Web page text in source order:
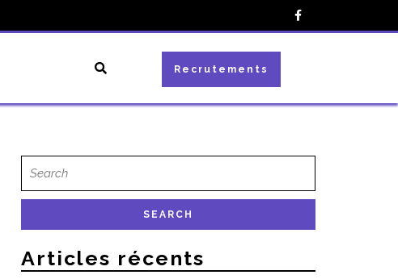
Recrutements
Articles récents